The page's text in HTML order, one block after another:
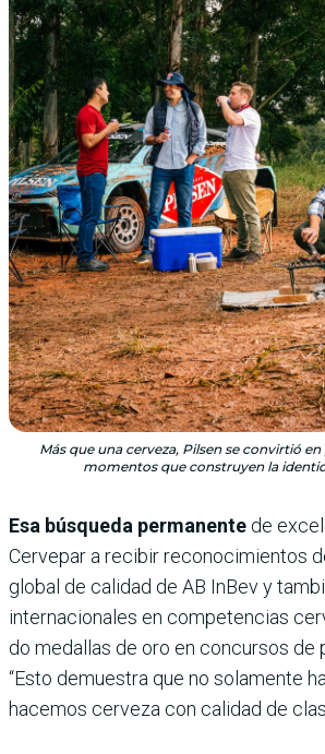
Más que una cerveza, Pilsen se convirtió
momentos que construyen la
Esa búsqueda permanente de
Cervepar a recibir reconocimientos
global de calidad de AB InBev y
internacionales en competencias
do medallas de oro en concursos de
“Esto demuestra que no solamente
hacemos cerveza con calidad de